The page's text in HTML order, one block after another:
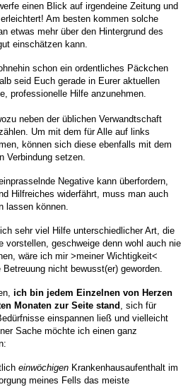
einen Blick auf irgendeine Zeitung und
Am besten kommen solche
etwas mehr über den Hintergrund des
einschätzen kann.
schon ein ordentliches Päckchen
seid Euch gerade in Eurer aktuellen
professionelle Hilfe anzunehmen.
neben der üblichen Verwandtschaft
Um mit dem für Alle auf links
können sich diese ebenfalls mit dem
Verbindung setzen.
Negative kann überfordern,
Hilfreiches widerfährt, muss man auch
lassen können.
sehr viel Hilfe unterschiedlicher Art, die
vorstellen, geschweige denn wohl auch nie
wäre ich mir >meiner Wichtigkeit<
nicht bewusst(er) geworden.
ich bin jedem Einzelnen von Herzen
Monaten zur Seite stand , sich für
einspannen ließ und vielleicht
Sache möchte ich einen ganz
einwöchigen Krankenhausaufenthalt im
meines Fells das meiste